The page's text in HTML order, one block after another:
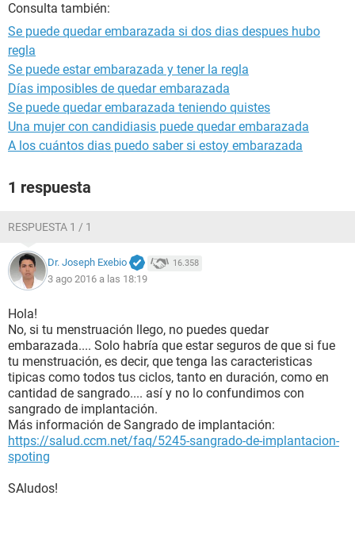
Consulta también:
Se puede quedar embarazada si dos dias despues hubo
regla
Se puede estar embarazada y tener la regla
Días imposibles de quedar embarazada
Se puede quedar embarazada teniendo quistes
Una mujer con candidiasis puede quedar embarazada
A los cuántos dias puedo saber si estoy embarazada
1 respuesta
RESPUESTA 1 / 1
Dr. Joseph Exebio 16.358
3 ago 2016 a las 18:19
Hola!
No, si tu menstruación llego, no puedes quedar
embarazada.... Solo habría que estar seguros de que si fue
tu menstruación, es decir, que tenga las caracteristicas
tipicas como todos tus ciclos, tanto en duración, como en
cantidad de sangrado.... así y no lo confundimos con
sangrado de implantación.
Más información de Sangrado de implantación:
https://salud.ccm.net/faq/5245-sangrado-de-implantacion-
spoting
SAludos!